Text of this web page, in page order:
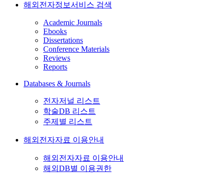
해외전자정보서비스 검색
Academic Journals
Ebooks
Dissertations
Conference Materials
Reviews
Reports
Databases & Journals
전자저널 리스트
학술DB 리스트
주제별 리스트
해외전자자료 이용안내
해외전자자료 이용안내
해외DB별 이용권한